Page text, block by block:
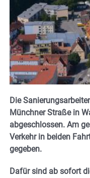
Die
Münchner Straße in
abgeschlossen. Am
Verkehr in beiden
gegeben.
Dafür sind ab sofort